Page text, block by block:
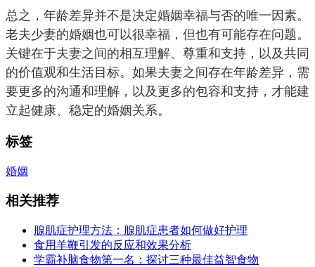
总之，年龄差异并不是决定婚姻幸福与否的唯一因素。
老夫少妻的婚姻也可以很幸福，但也有可能存在问题。
关键在于夫妻之间的相互理解、尊重和支持，以及共同
的价值观和生活目标。如果夫妻之间存在年龄差异，需
要更多的沟通和理解，以及更多的包容和支持，才能建
立起健康、稳定的婚姻关系。
标签
婚姻
相关推荐
腺肌症护理方法：腺肌症患者如何做好护理
食用羊鞭引发的反应和效果分析
学霸补脑食物第一名：探讨三种最佳益智食物